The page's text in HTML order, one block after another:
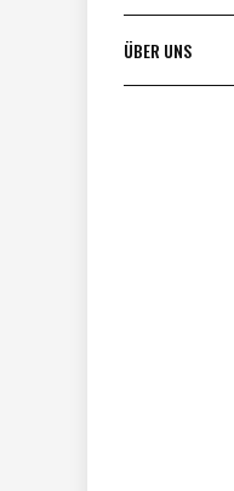
ÜBER UNS